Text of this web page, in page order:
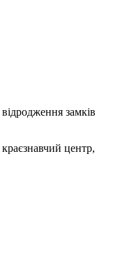
замків
центр,